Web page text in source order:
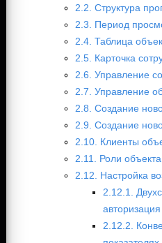
2.2. Структура
2.3. Период
2.4. Таблица
2.5. Карточка
2.6. Управление
2.7. Управление
2.8. Создание
2.9. Создание
2.10. Клиенты
2.11. Роли
2.12. Настройка
2.12.1.
авторизация
2.12.2.